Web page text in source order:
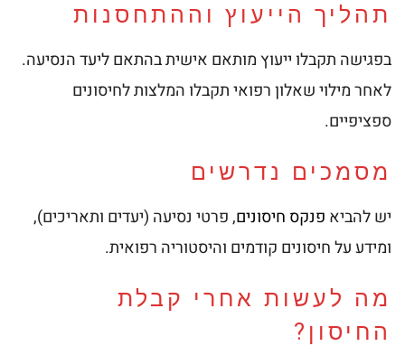
תהליך הייעוץ וההתחסנות
בפגישה תקבלו ייעוץ מותאם אישית בהתאם ליעד הנסיעה.
לאחר מילוי שאלון רפואי תקבלו המלצות לחיסונים
ספציפיים.
מסמכים נדרשים
יש להביא פנקס חיסונים, פרטי נסיעה (יעדים ותאריכים),
ומידע על חיסונים קודמים והיסטוריה רפואית.
מה לעשות אחרי קבלת
החיסון?